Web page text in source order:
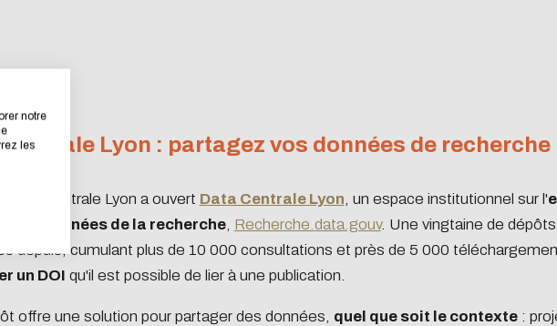
reduce energy needs necessary for your navigation, you can browse it
contribution !
取消
Lyon : partagez vos données de recherche
an, Centrale Lyon a ouvert Data Centrale Lyon , un espace institutionnel sur l'
des données de la recherche, Recherche.data.gouv. Une vingtaine de
depuis, cumulant plus de 10 000 consultations et près de 5 000
un DOI qu'il est possible de lier à une publication.
offre une solution pour partager des données, quel que soit le contexte:
notre
les